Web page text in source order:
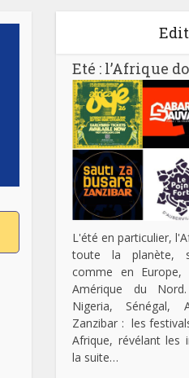
Eté : l’Afrique
L'été en particulier,
toute la planète,
comme en
Amérique du
Nigeria, Sénégal,
Zanzibar : les
Afrique, révélant les
la suite…